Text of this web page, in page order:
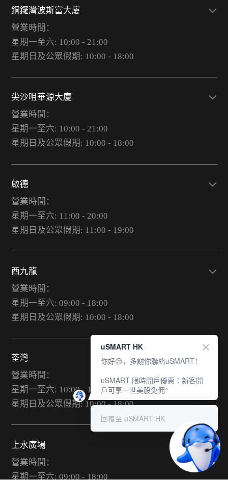
銅鑼灣波斯富大廈
營業時間：
星期一至六: 10:00 - 21:00
星期日及公眾假期: 10:00 - 18:00
尖沙咀華源大廈
營業時間：
星期一至六: 10:00 - 21:00
星期日及公眾假期: 10:00 - 18:00
啟德
營業時間：
星期一至六: 11:00 - 20:00
星期日及公眾假期: 11:00 - 19:00
西九龍
營業時間：
星期一至六: 09:00 - 18:00
星期日及公眾假期: 10:00 - 18:00
荃灣
營業時間：
星期一至六: 10:00 - 19:00
星期日及公眾假期: 10:00 - 18:00
上水廣場
營業時間：
星期一至六: 09:00 - 18:00
uSMART HK
你好😊，多謝你聯絡uSMART！
uSMART 限時開戶優惠︰新客開
戶可享一世美股免佣^
回覆至 uSMART HK